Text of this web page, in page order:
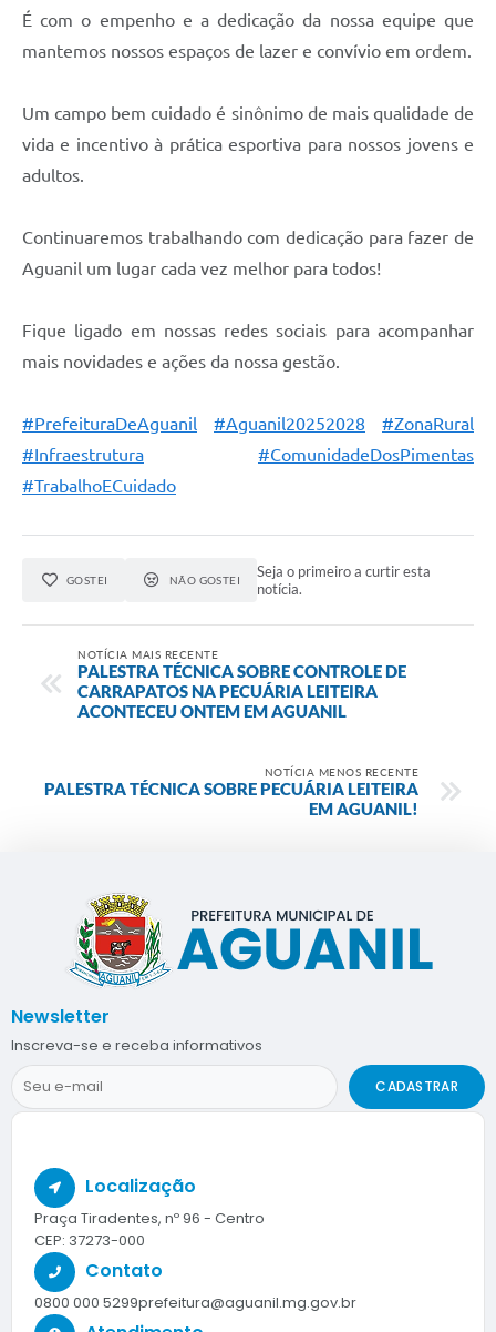
É com o empenho e a dedicação da nossa equipe que
mantemos nossos espaços de lazer e convívio em ordem.
Um campo bem cuidado é sinônimo de mais qualidade de
vida e incentivo à prática esportiva para nossos jovens e
adultos.
Continuaremos trabalhando com dedicação para fazer de
Aguanil um lugar cada vez melhor para todos!
Fique ligado em nossas redes sociais para acompanhar
mais novidades e ações da nossa gestão.
#PrefeituraDeAguanil #Aguanil20252028
#ZonaRural
#Infraestrutura
#ComunidadeDosPimentas
#TrabalhoECuidado
GOSTEI NÃO GOSTEI
Seja o primeiro a curtir esta
notícia.
NOTÍCIA MAIS RECENTE
PALESTRA TÉCNICA SOBRE CONTROLE DE
CARRAPATOS NA PECUÁRIA LEITEIRA
ACONTECEU ONTEM EM AGUANIL
NOTÍCIA MENOS RECENTE
PALESTRA TÉCNICA SOBRE PECUÁRIA LEITEIRA
EM AGUANIL!
Localização
Praça Tiradentes, nº 96 - Centro
CEP: 37273-000
Contato
0800 000 5299prefeitura@aguanil.mg.gov.br
Newsletter
Inscreva-se e receba informativos
CADASTRAR